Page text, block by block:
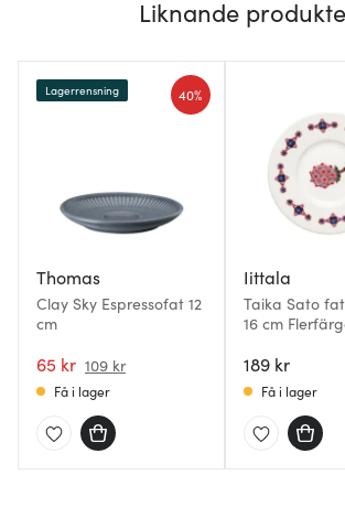
Liknande
Thomas
Clay Sky Espressofat 12
cm
65 kr 109 kr
40%
Lagerrensning
Få i lager
Iittala
Taika Sato
16 cm
189 kr
Få i lager